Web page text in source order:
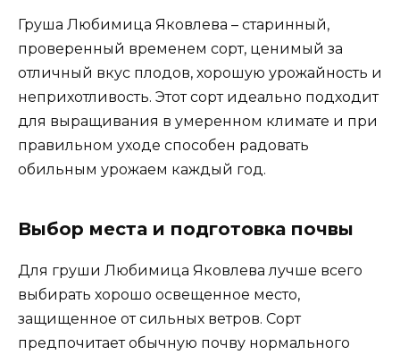
Груша Любимица Яковлева – старинный,
проверенный временем сорт, ценимый за
отличный вкус плодов, хорошую урожайность и
неприхотливость. Этот сорт идеально подходит
для выращивания в умеренном климате и при
правильном уходе способен радовать
обильным урожаем каждый год.
Выбор места и подготовка почвы
Для груши Любимица Яковлева лучше всего
выбирать хорошо освещенное место,
защищенное от сильных ветров. Сорт
предпочитает обычную почву нормального